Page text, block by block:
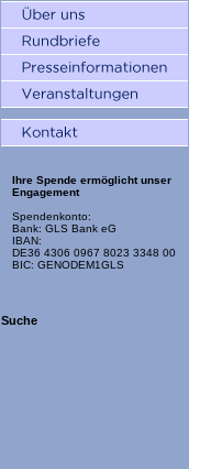
Ihre Spende ermöglicht unser
Engagement
Spendenkonto:
Bank: GLS Bank eG
IBAN:
DE36 4306 0967 8023 3348 00
BIC: GENODEM1GLS
Suche